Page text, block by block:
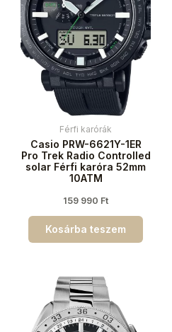
Férfi karórák
Casio PRW-6621Y-1ER
Pro Trek Radio Controlled
solar Férfi karóra 52mm
10ATM
159 990 Ft
Kosárba teszem